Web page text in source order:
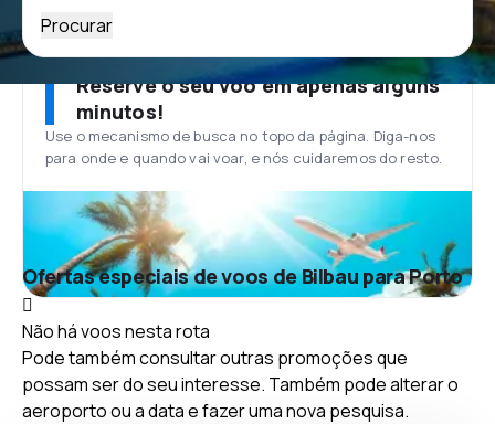
Procurar
Reserve o seu voo em apenas alguns
minutos!
Use o mecanismo de busca no topo da página. Diga-nos
para onde e quando vai voar, e nós cuidaremos do resto.
Ofertas especiais de voos de Bilbau para Porto
Não há voos nesta rota
Pode também consultar outras promoções que
possam ser do seu interesse. Também pode alterar o
aeroporto ou a data e fazer uma nova pesquisa.